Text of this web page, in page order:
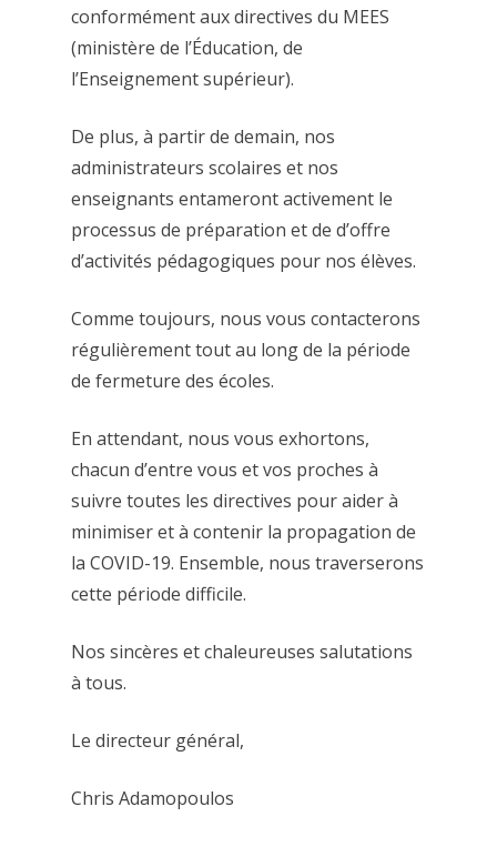
conformément aux directives du MEES
(ministère de l’Éducation, de
l’Enseignement supérieur).
De plus, à partir de demain, nos
administrateurs scolaires et nos
enseignants entameront activement le
processus de préparation et de d’offre
d’activités pédagogiques pour nos élèves.
Comme toujours, nous vous contacterons
régulièrement tout au long de la période
de fermeture des écoles.
En attendant, nous vous exhortons,
chacun d’entre vous et vos proches à
suivre toutes les directives pour aider à
minimiser et à contenir la propagation de
la COVID-19. Ensemble, nous traverserons
cette période difficile.
Nos sincères et chaleureuses salutations
à tous.
Le directeur général,
Chris Adamopoulos